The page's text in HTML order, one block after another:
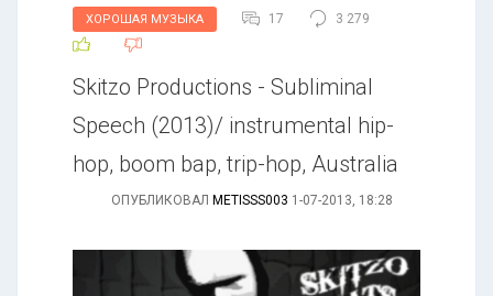
ХОРОШАЯ МУЗЫКА 17 3 279
Skitzo Productions - Subliminal
Speech (2013)/ instrumental hip-
hop, boom bap, trip-hop, Australia
ОПУБЛИКОВАЛ METISSS003 1-07-2013, 18:28